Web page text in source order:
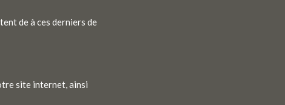
de à ces derniers de
site internet, ainsi